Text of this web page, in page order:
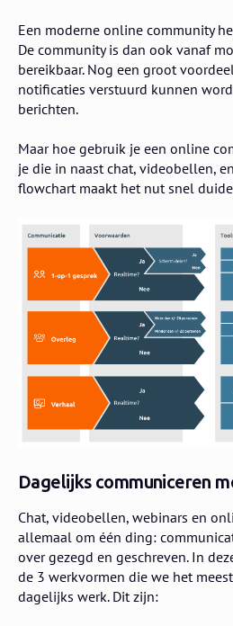
Een moderne online community
De community is dan ook vanaf
bereikbaar. Nog een groot
notificaties verstuurd kunnen
berichten.
Maar hoe gebruik je een online
je die in naast chat, videobellen,
flowchart maakt het nut snel
Dagelijks communiceren
Chat, videobellen, webinars en
allemaal om één ding:
over gezegd en geschreven. In
de 3 werkvormen die we het
dagelijks werk. Dit zijn: